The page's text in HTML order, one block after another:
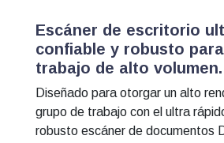
Escáner de escritorio
confiable y robusto
trabajo de alto volumen.
Diseñado para otorgar un alto
grupo de trabajo con el ultra
robusto escáner de documentos